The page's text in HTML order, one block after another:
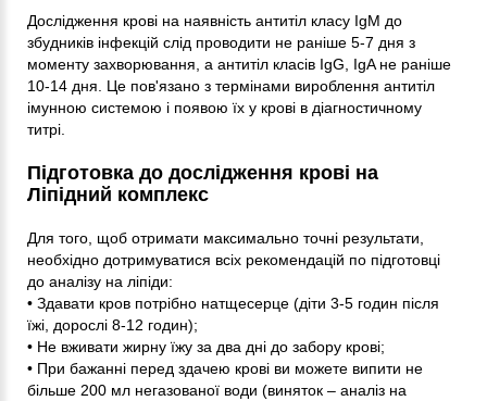
Дослідження крові на наявність антитіл класу IgМ до
збудників інфекцій слід проводити не раніше 5-7 дня з
моменту захворювання, а антитіл класів IgG, IgA не раніше
10-14 дня. Це пов'язано з термінами вироблення антитіл
імунною системою і появою їх у крові в діагностичному
титрі.
Підготовка до дослідження крові на
Ліпідний комплекс
Для того, щоб отримати максимально точні результати,
необхідно дотримуватися всіх рекомендацій по підготовці
до аналізу на ліпіди:
• Здавати кров потрібно натщесерце (діти 3-5 годин після
їжі, дорослі 8-12 годин);
• Не вживати жирну їжу за два дні до забору крові;
• При бажанні перед здачею крові ви можете випити не
більше 200 мл негазованої води (виняток – аналіз на